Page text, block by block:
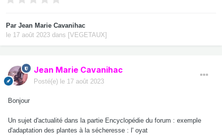
Par Jean Marie Cavanihac
le 17 août 2023 dans [VEGETAUX]
Jean Marie Cavanihac
Posté(e) le 17 août 2023
Bonjour
Un sujet d'actualité dans la partie Encyclopédie du forum : exemple
d'adaptation des plantes à la sécheresse : l' oyat